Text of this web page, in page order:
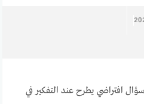
افتراضي يطرح عند التفكير في